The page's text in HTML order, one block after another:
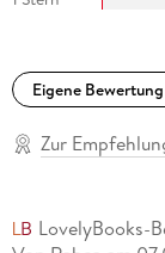
Eigene
Zur
LovelyBooks-